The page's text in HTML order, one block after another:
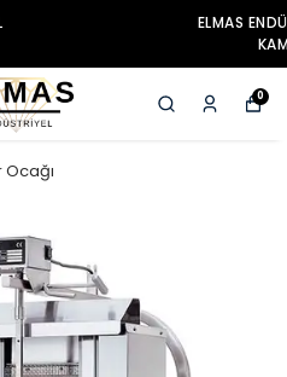
SEÇILI ÜRÜNLERDE ÖZEL
SENI BEKLIYOR !
0